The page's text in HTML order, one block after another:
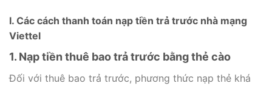
I. Các cách thanh toán nạp tiền trả trước nhà mạng
Viettel
1. Nạp tiền thuê bao trả trước bằng thẻ cào
Đối với thuê bao trả trước, phương thức nạp thẻ khá